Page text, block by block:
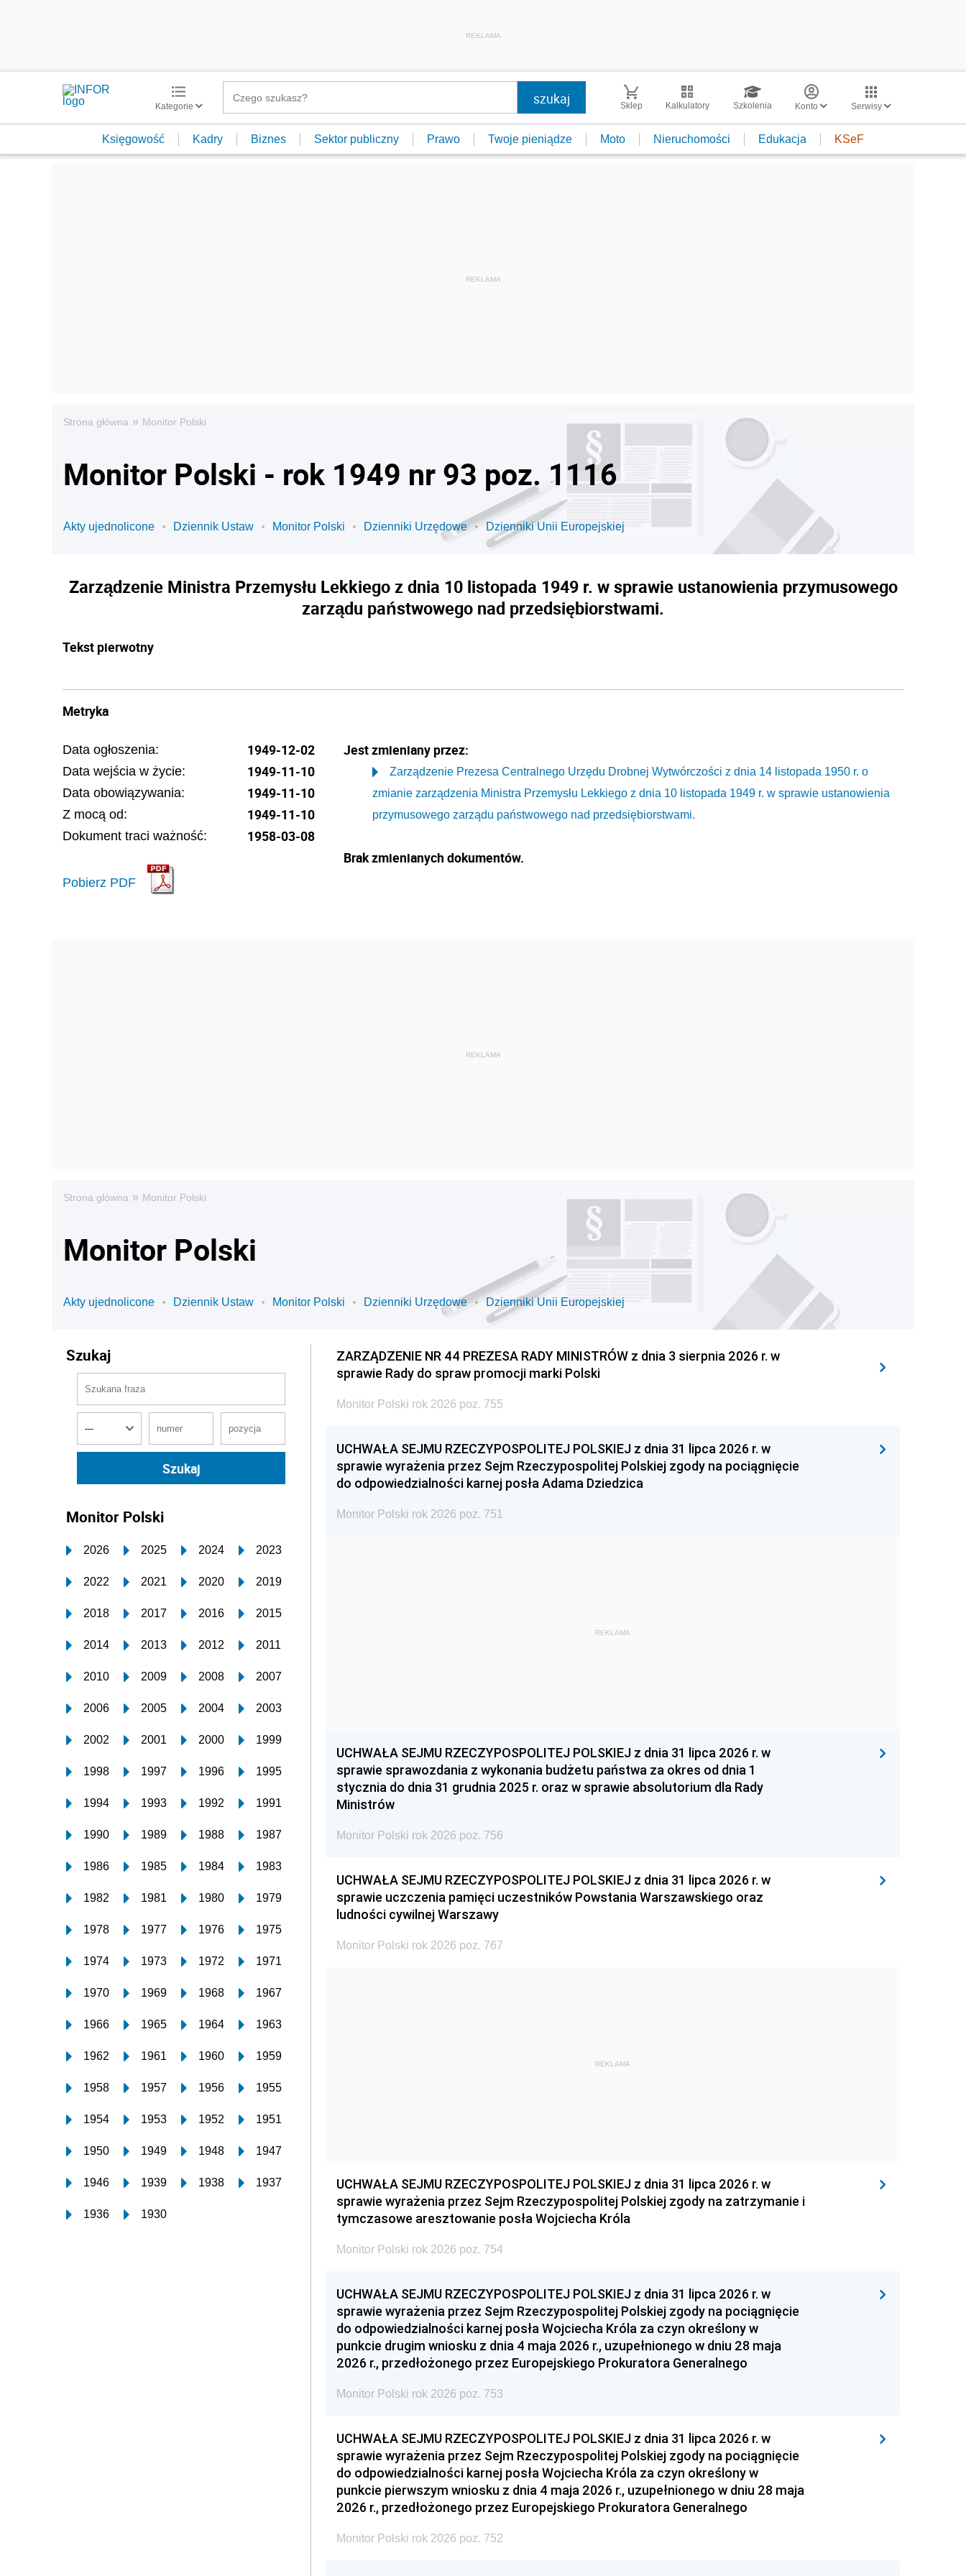
REKLAMA
Kategorie Sklep Kalkulatory Szkolenia Konto Serwisy
Księgowość Kadry Biznes Sektor publiczny Prawo Twoje pieniądze Moto Nieruchomości Edukacja KSeF
Strona główna » Monitor Polski
Monitor Polski - rok 1949 nr 93 poz. 1116
Akty ujednolicone Dziennik Ustaw Monitor Polski Dzienniki Urzędowe Dzienniki Unii Europejskiej
Zarządzenie Ministra Przemysłu Lekkiego z dnia 10 listopada 1949 r. w sprawie ustanowienia przymusowego
zarządu państwowego nad przedsiębiorstwami.
Tekst pierwotny
Metryka
Data ogłoszenia: 1949-12-02
Data wejścia w życie: 1949-11-10
Data obowiązywania: 1949-11-10
Z mocą od: 1949-11-10
Dokument traci ważność: 1958-03-08
Pobierz PDF
Jest zmieniany przez:
Zarządzenie Prezesa Centralnego Urzędu Drobnej Wytwórczości z dnia 14 listopada 1950 r. o
zmianie zarządzenia Ministra Przemysłu Lekkiego z dnia 10 listopada 1949 r. w sprawie ustanowienia
przymusowego zarządu państwowego nad przedsiębiorstwami.
Brak zmienianych dokumentów.
Strona główna » Monitor Polski
Monitor Polski
Akty ujednolicone Dziennik Ustaw Monitor Polski Dzienniki Urzędowe Dzienniki Unii Europejskiej
Szukaj
Monitor Polski
2026 2025 2024 2023
2022 2021 2020 2019
2018 2017 2016 2015
2014 2013 2012 2011
2010 2009 2008 2007
2006 2005 2004 2003
2002 2001 2000 1999
1998 1997 1996 1995
1994 1993 1992 1991
1990 1989 1988 1987
1986 1985 1984 1983
1982 1981 1980 1979
1978 1977 1976 1975
1974 1973 1972 1971
1970 1969 1968 1967
1966 1965 1964 1963
1962 1961 1960 1959
1958 1957 1956 1955
1954 1953 1952 1951
1950 1949 1948 1947
1946 1939 1938 1937
1936 1930
ZARZĄDZENIE NR 44 PREZESA RADY MINISTRÓW z dnia 3 sierpnia 2026 r. w
sprawie Rady do spraw promocji marki Polski
Monitor Polski rok 2026 poz. 755
UCHWAŁA SEJMU RZECZYPOSPOLITEJ POLSKIEJ z dnia 31 lipca 2026 r. w
sprawie wyrażenia przez Sejm Rzeczypospolitej Polskiej zgody na pociągnięcie
do odpowiedzialności karnej posła Adama Dziedzica
Monitor Polski rok 2026 poz. 751
REKLAMA
UCHWAŁA SEJMU RZECZYPOSPOLITEJ POLSKIEJ z dnia 31 lipca 2026 r. w
sprawie sprawozdania z wykonania budżetu państwa za okres od dnia 1
stycznia do dnia 31 grudnia 2025 r. oraz w sprawie absolutorium dla Rady
Ministrów
Monitor Polski rok 2026 poz. 756
UCHWAŁA SEJMU RZECZYPOSPOLITEJ POLSKIEJ z dnia 31 lipca 2026 r. w
sprawie uczczenia pamięci uczestników Powstania Warszawskiego oraz
ludności cywilnej Warszawy
Monitor Polski rok 2026 poz. 767
REKLAMA
UCHWAŁA SEJMU RZECZYPOSPOLITEJ POLSKIEJ z dnia 31 lipca 2026 r. w
sprawie wyrażenia przez Sejm Rzeczypospolitej Polskiej zgody na zatrzymanie i
tymczasowe aresztowanie posła Wojciecha Króla
Monitor Polski rok 2026 poz. 754
UCHWAŁA SEJMU RZECZYPOSPOLITEJ POLSKIEJ z dnia 31 lipca 2026 r. w
sprawie wyrażenia przez Sejm Rzeczypospolitej Polskiej zgody na pociągnięcie
do odpowiedzialności karnej posła Wojciecha Króla za czyn określony w
punkcie drugim wniosku z dnia 4 maja 2026 r., uzupełnionego w dniu 28 maja
2026 r., przedłożonego przez Europejskiego Prokuratora Generalnego
Monitor Polski rok 2026 poz. 753
UCHWAŁA SEJMU RZECZYPOSPOLITEJ POLSKIEJ z dnia 31 lipca 2026 r. w
sprawie wyrażenia przez Sejm Rzeczypospolitej Polskiej zgody na pociągnięcie
do odpowiedzialności karnej posła Wojciecha Króla za czyn określony w
punkcie pierwszym wniosku z dnia 4 maja 2026 r., uzupełnionego w dniu 28 maja
2026 r., przedłożonego przez Europejskiego Prokuratora Generalnego
Monitor Polski rok 2026 poz. 752